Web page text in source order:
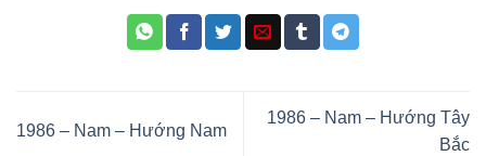
1986 – Nam – Hướng Nam
1986 – Nam – Hướng Tây
Bắc